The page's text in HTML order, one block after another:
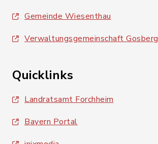
Gemeinde Wiesenthau
Verwaltungsgemeinschaft Gosberg
Quicklinks
Landratsamt Forchheim
Bayern Portal